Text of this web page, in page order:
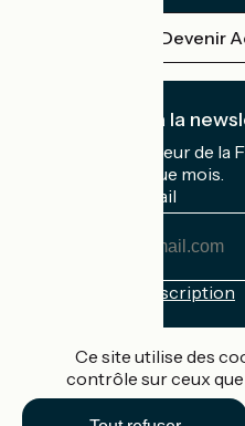
Devenir
Je m'abonne à la
Recevez le meilleur de
boîte mail chaque mois.
Mon adresse mail
Conditions d'inscription
Ce site utilise des
contrôle sur ceux